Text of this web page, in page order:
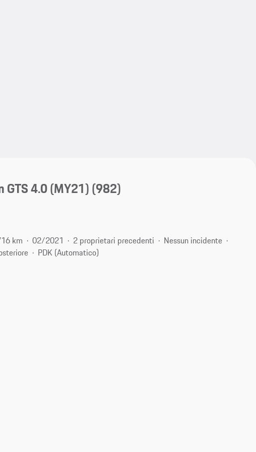
GTS 4.0 (MY21)(982)
km 02/2021 2 proprietari precedenti
Nessun incidente
PDK (Automatico)